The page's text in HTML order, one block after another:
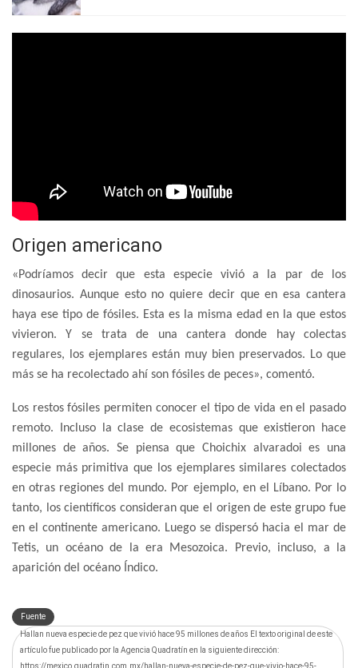
Origen americano
«Podríamos decir que esta especie vivió a la par de los
dinosaurios. Aunque esto no quiere decir que en esa cantera
haya ese tipo de fósiles. Esta es la misma edad en la que estos
vivieron. Y se trata de una cantera donde hay colectas
regulares, los ejemplares están muy bien preservados. Lo que
más se ha recolectado ahí son fósiles de peces», comentó.
Los restos fósiles permiten conocer el tipo de vida en el pasado
remoto. Incluso la clase de ecosistemas que existieron hace
millones de años. Se piensa que Choichix alvaradoi es una
especie más primitiva que los ejemplares similares colectados
en otras regiones del mundo. Por ejemplo, en el Líbano. Por lo
tanto, los científicos consideran que el origen de este grupo fue
en el continente americano. Luego se dispersó hacia el mar de
Tetis, un océano de la era Mesozoica. Previo, incluso, a la
aparición del océano Índico.
Fuente
Hallan nueva especie de pez que vivió hace 95 millones de años El texto original de este
artículo fue publicado por la Agencia Quadratín en la siguiente dirección:
https://mexico.quadratin.com.mx/hallan-nueva-especie-de-pez-que-vivio-hace-95-